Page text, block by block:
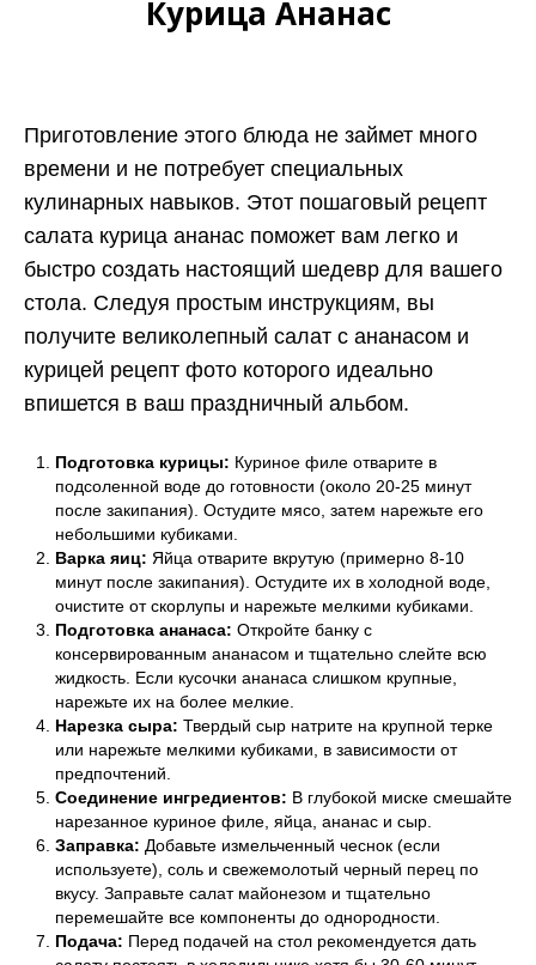
Курица Ананас
Приготовление этого блюда не займет много
времени и не потребует специальных
кулинарных навыков. Этот пошаговый рецепт
салата курица ананас поможет вам легко и
быстро создать настоящий шедевр для вашего
стола. Следуя простым инструкциям, вы
получите великолепный салат с ананасом и
курицей рецепт фото которого идеально
впишется в ваш праздничный альбом.
Подготовка курицы: Куриное филе отварите в
подсоленной воде до готовности (около 20-25 минут
после закипания). Остудите мясо, затем нарежьте его
небольшими кубиками.
Варка яиц: Яйца отварите вкрутую (примерно 8-10
минут после закипания). Остудите их в холодной воде,
очистите от скорлупы и нарежьте мелкими кубиками.
Подготовка ананаса: Откройте банку с
консервированным ананасом и тщательно слейте всю
жидкость. Если кусочки ананаса слишком крупные,
нарежьте их на более мелкие.
Нарезка сыра: Твердый сыр натрите на крупной терке
или нарежьте мелкими кубиками, в зависимости от
предпочтений.
Соединение ингредиентов: В глубокой миске смешайте
нарезанное куриное филе, яйца, ананас и сыр.
Заправка: Добавьте измельченный чеснок (если
используете), соль и свежемолотый черный перец по
вкусу. Заправьте салат майонезом и тщательно
перемешайте все компоненты до однородности.
Подача: Перед подачей на стол рекомендуется дать